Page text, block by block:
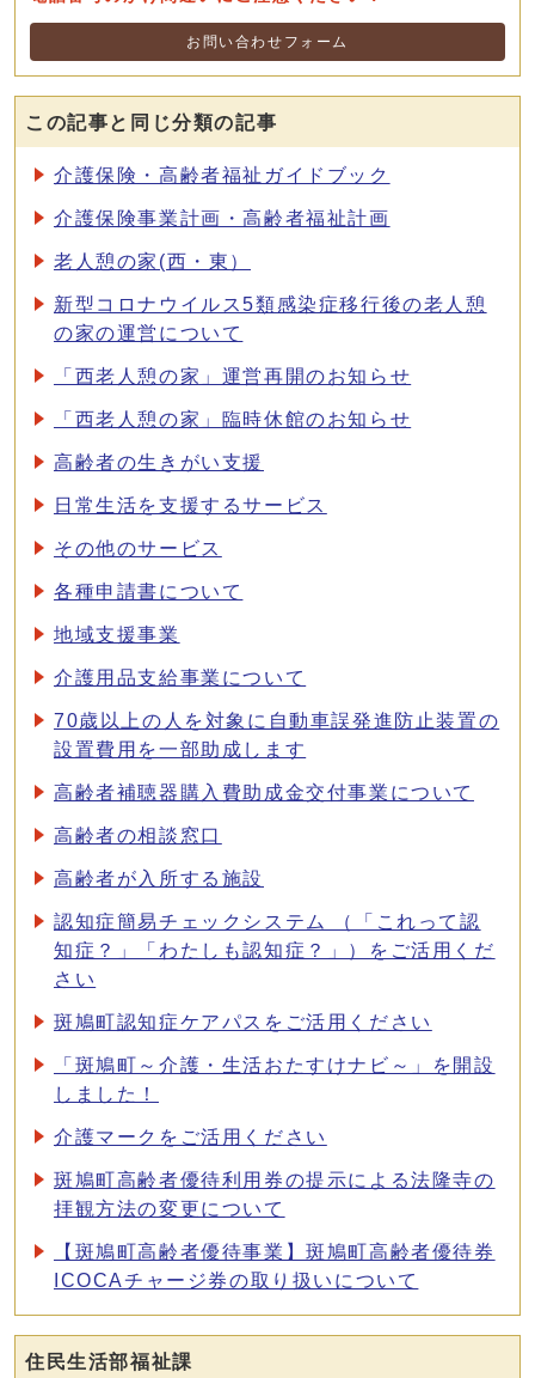
お問い合わせフォーム
この記事と同じ分類の記事
介護保険・高齢者福祉ガイドブック
介護保険事業計画・高齢者福祉計画
老人憩の家(西・東）
新型コロナウイルス5類感染症移行後の老人憩
の家の運営について
「西老人憩の家」運営再開のお知らせ
「西老人憩の家」臨時休館のお知らせ
高齢者の生きがい支援
日常生活を支援するサービス
その他のサービス
各種申請書について
地域支援事業
介護用品支給事業について
70歳以上の人を対象に自動車誤発進防止装置の
設置費用を一部助成します
高齢者補聴器購入費助成金交付事業について
高齢者の相談窓口
高齢者が入所する施設
認知症簡易チェックシステム （「これって認
知症？」「わたしも認知症？」）をご活用くだ
さい
斑鳩町認知症ケアパスをご活用ください
「斑鳩町～介護・生活おたすけナビ～」を開設
しました！
介護マークをご活用ください
斑鳩町高齢者優待利用券の提示による法隆寺の
拝観方法の変更について
【斑鳩町高齢者優待事業】斑鳩町高齢者優待券
ICOCAチャージ券の取り扱いについて
住民生活部福祉課